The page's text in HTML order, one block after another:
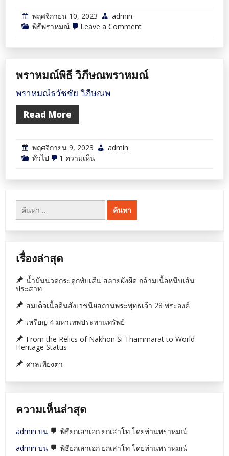
พฤศจิกายน 10, 2023
admin
พิธีพราหมณ์
Leave a Commenton
เชิญ
ผู้
พราหมณ์พิธี วิภีษณพราหมณ์
พราหมณ์ธวัชชัย วิภีษณพ
Read More
พฤศจิกายน 9, 2023
admin
ทั่วไป
1 ความเห็น
วิ
ค้นหา
สำหรับ:
เรื่องล่าสุด
น้ำมันนวดกระดูกทับเส้น สลายผังผืด กล้ามเนื้อหนีบเส้น
ประสาท
สมเด็จเนื้อดินสังเวชนียสถานพระพุทธเจ้า 28 พระองค์
เหรียญ 4 มหาเทพประทานทรัพย์
From the Relics of Nakhon Si Thammarat to World
Heritage Status
ศาลเพียงตา
ความเห็นล่าสุด
admin บน
พิธียกเสาเอก ยกเสาโท โดยท่านพราหมณ์
admin บน พิธียกเสาเอก ยกเสาโท โดยท่านพราหมณ์